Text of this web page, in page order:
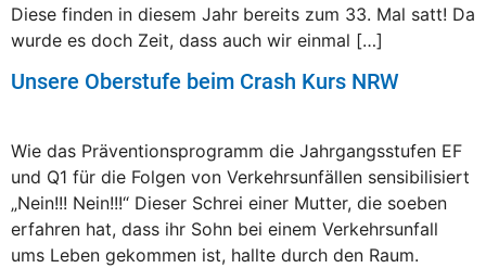
Diese finden in diesem Jahr bereits zum 33. Mal satt! Da
wurde es doch Zeit, dass auch wir einmal […]
Unsere Oberstufe beim Crash Kurs NRW
Wie das Präventionsprogramm die Jahrgangsstufen EF
und Q1 für die Folgen von Verkehrsunfällen sensibilisiert
„Nein!!! Nein!!!“ Dieser Schrei einer Mutter, die soeben
erfahren hat, dass ihr Sohn bei einem Verkehrsunfall
ums Leben gekommen ist, hallte durch den Raum.